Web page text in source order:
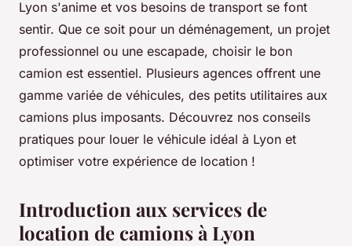
Lyon s'anime et vos besoins de transport se font
sentir. Que ce soit pour un déménagement, un projet
professionnel ou une escapade, choisir le bon
camion est essentiel. Plusieurs agences offrent une
gamme variée de véhicules, des petits utilitaires aux
camions plus imposants. Découvrez nos conseils
pratiques pour louer le véhicule idéal à Lyon et
optimiser votre expérience de location !
Introduction aux services de
location de camions à Lyon